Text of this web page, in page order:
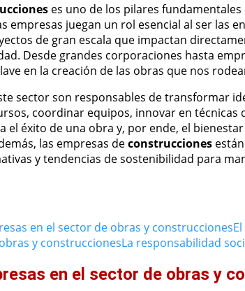
es uno de los pilares
empresas juegan un rol esencial al ser las
de gran escala que impactan
Desde grandes corporaciones hasta
en la creación de las obras que nos
sector son responsables de transformar
coordinar equipos, innovar en técnicas
el éxito de una obra y, por ende, el
las empresas deconstrucciones
y tendencias de sostenibilidad para
en el sector de obras y construcciones
y construccionesLa responsabilidad
en el sector de obras y